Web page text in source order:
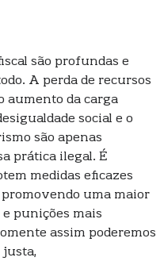
são profundas e
A perda de recursos
aumento da carga
social e o
são apenas
prática ilegal. É
medidas eficazes
promovendo uma maior
punições mais
assim poderemos
justa,